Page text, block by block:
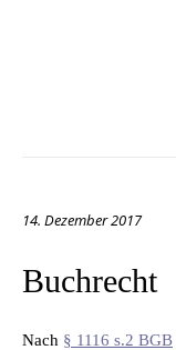
14. Dezember 2017
Buchrecht
Nach § 1116 s.2 BGB